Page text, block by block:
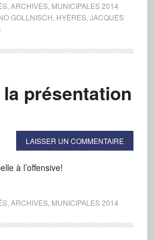
, ARCHIVES, MUNICIPALES 2014
GOLLNISCH HYÈRES, JACQUES
présentation
LAISSER UN COMMENTAIRE
à l’offensive!
, ARCHIVES, MUNICIPALES 2014